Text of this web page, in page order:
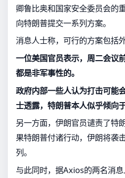
卿鲁比奥和国家安全委员会的
向特朗普提交一系列方案。
消息人士称，可行的方案包括
一位美国官员表示，周二会议
都是非军事性的。
政府内部一些人认为打击可能
士透露，特朗普本人似乎倾向
另一方面，伊朗官员谴责了特
果特朗普付诸行动，伊朗将袭
列。
与此同时，据Axios的两名消